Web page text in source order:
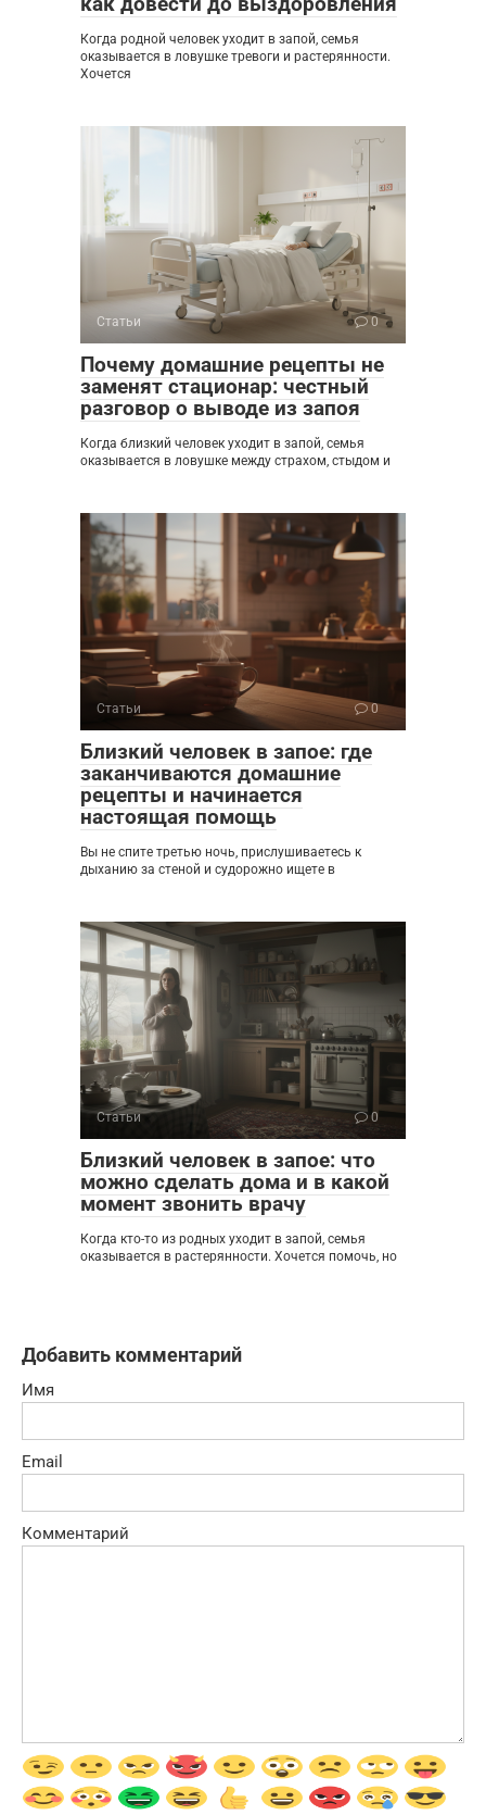
Когда родной человек уходит в запой, семья
оказывается в ловушке тревоги и растерянности.
Хочется
Статьи 0
Почему домашние рецепты не
заменят стационар: честный
разговор о выводе из запоя
Когда близкий человек уходит в запой, семья
оказывается в ловушке между страхом, стыдом и
Статьи 0
Близкий человек в запое: где
заканчиваются домашние
рецепты и начинается
настоящая помощь
Вы не спите третью ночь, прислушиваетесь к
дыханию за стеной и судорожно ищете в
Статьи 0
Близкий человек в запое: что
можно сделать дома и в какой
момент звонить врачу
Когда кто-то из родных уходит в запой, семья
оказывается в растерянности. Хочется помочь, но
Добавить комментарий
Имя
Email
Комментарий